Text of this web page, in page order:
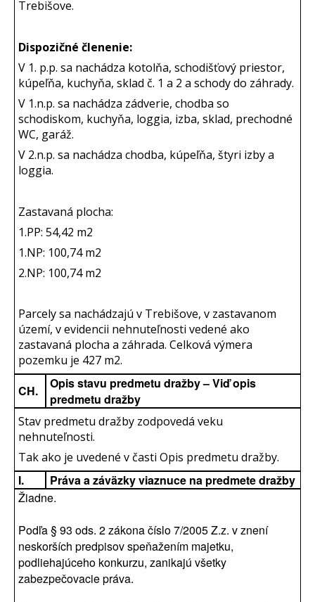
Trebišove.
Dispozičné členenie:
V 1. p.p. sa nachádza kotolňa, schodišťový priestor,
kúpeľňa, kuchyňa, sklad č. 1 a 2 a schody do záhrady.
V 1.n.p. sa nachádza zádverie, chodba so
schodiskom, kuchyňa, loggia, izba, sklad, prechodné
WC, garáž.
V 2.n.p. sa nachádza chodba, kúpeľňa, štyri izby a
loggia.
Zastavaná plocha:
1.PP: 54,42 m2
1.NP: 100,74 m2
2.NP: 100,74 m2
Parcely sa nachádzajú v Trebišove, v zastavanom
území, v evidencii nehnuteľnosti vedené ako
zastavaná plocha a záhrada. Celková výmera
pozemku je 427 m2.
CH.
Opis stavu predmetu dražby – Viď opis
predmetu dražby
Stav predmetu dražby zodpovedá veku
nehnuteľnosti.
Tak ako je uvedené v časti Opis predmetu dražby.
I.
Práva a záväzky viaznuce na predmete dražby
Žiadne.
Podľa § 93 ods. 2 zákona číslo 7/2005 Z.z. v znení
neskorších predpisov speňažením majetku,
podliehajúceho konkurzu, zanikajú všetky
zabezpečovacie práva.